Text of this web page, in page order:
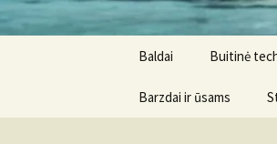
Baldai Buitinė
Barzdai ir ūsams